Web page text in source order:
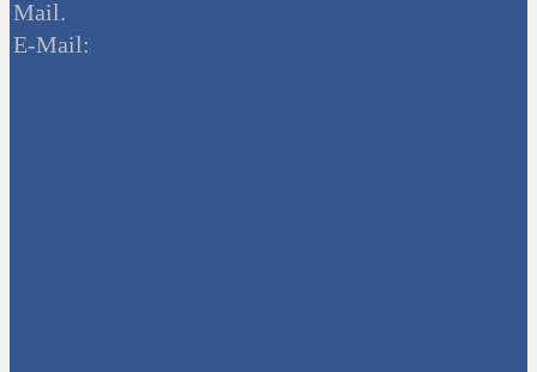
Mail.
E-Mail: